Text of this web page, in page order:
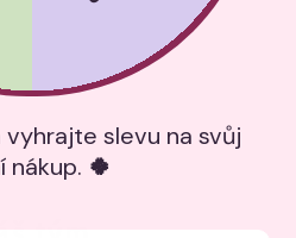
slevu na svůj
nákup. 🍀